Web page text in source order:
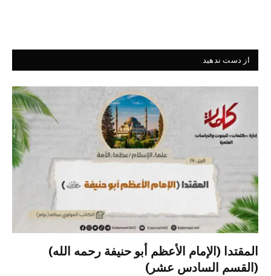
از دست ندهید
المقتدا (الإمام الأعظم أبو حنيفة رحمه الله)
(القسم السادس عشر)